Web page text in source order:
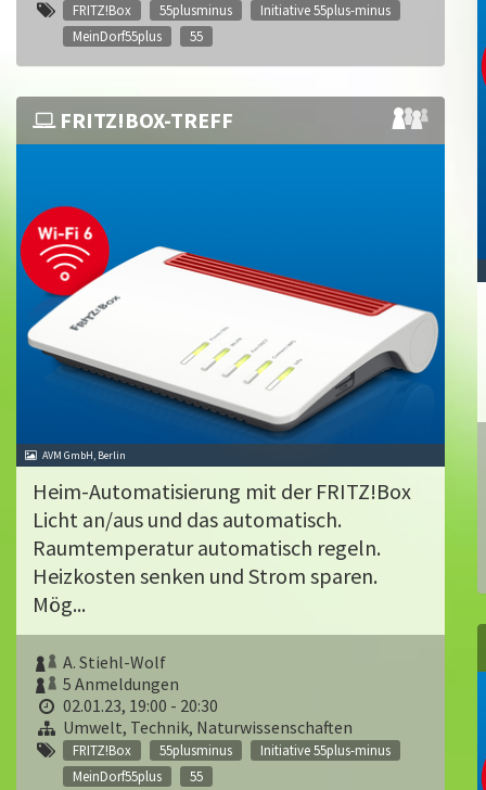
FRITZ!Box 55plusminus
Initiative 55plus-minus
MeinDorf55plus
55
FRITZ!BOX-TREFF
AVM GmbH, Berlin
Heim-Automatisierung mit der FRITZ!Box
Licht an/aus und das automatisch.
Raumtemperatur automatisch regeln.
Heizkosten senken und Strom sparen.
Mög...
A. Stiehl-Wolf
5 Anmeldungen
02.01.23, 19:00 - 20:30
Umwelt, Technik, Naturwissenschaften
FRITZ!Box 55plusminus
Initiative 55plus-minus
MeinDorf55plus
55